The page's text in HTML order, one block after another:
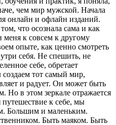
чем мир мужской. Начала
онлайн и офлайн изданий.
что осознала сама и как
к совсем к другому
опыте, как ценно смотреть
себя. Не спешить, не
себе, обретает
тот самый мир,
и радует. Он может быть
Но в этом зеркале отражается
к себе, мы
Большим и маленьким.
Быть маяком. Быть